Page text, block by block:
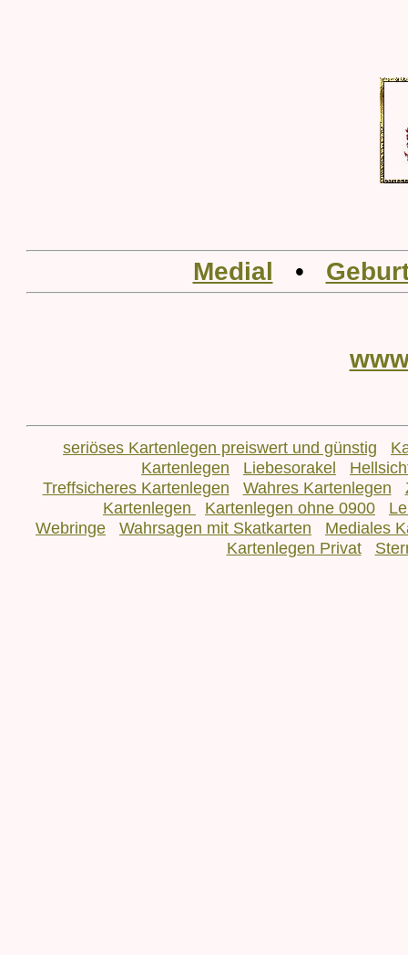
Medial •
seriöses Kartenlegen preiswert und günstig
Kartenlegen
Liebesorakel
Treffsicheres Kartenlegen
Wahres Kartenlegen
Kartenlegen
Kartenlegen ohne 0900
Webringe
Wahrsagen mit Skatkarten
Mediales
Kartenlegen Privat